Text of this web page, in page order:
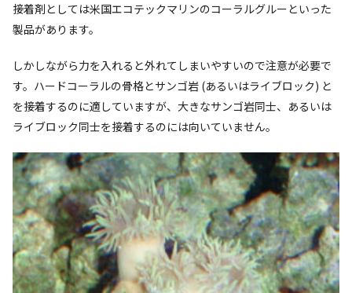
接着剤としては米国エコテックマリンのコーラルグルーといった
製品があります。
しかしながら力を入れると外れてしまいやすいので注意が必要で
す。ハードコーラルの骨格とサンゴ岩 (あるいはライブロック) と
を接着するのに適していますが、大きなサンゴ岩同士、あるいは
ライブロック同士を接着するのには向いていません。